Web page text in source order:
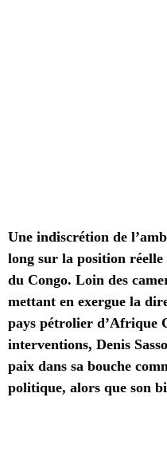
Une indiscrétion de
long sur la position
du Congo. Loin des
mettant en exergue la
pays pétrolier d’Afrique
interventions, Denis
paix dans sa bouche
politique, alors que son